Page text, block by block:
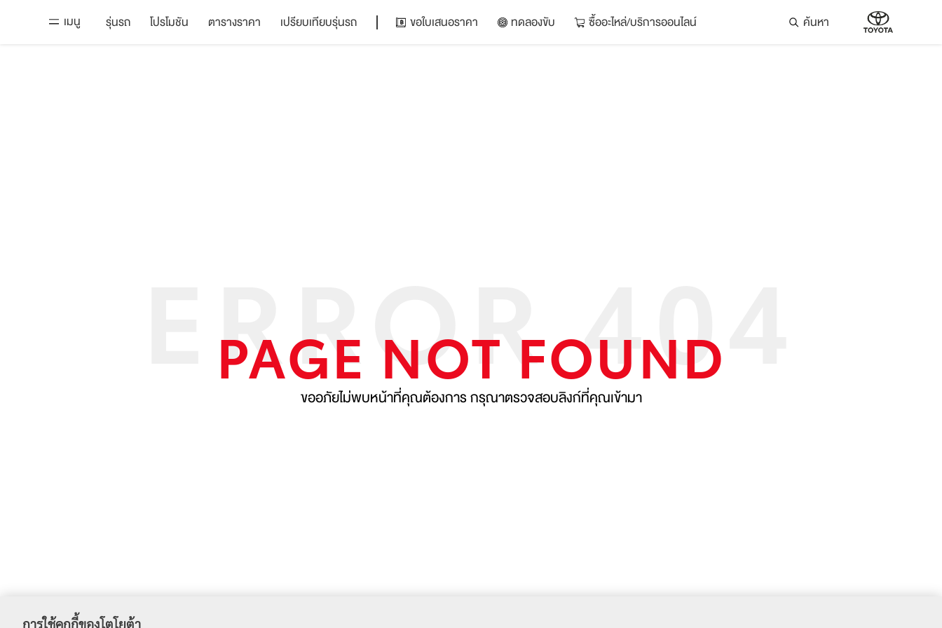
เมนู รุ่นรถ โปรโมชัน ตารางราคา เปรียบเทียบรุ่นรถ ขอใบเสนอราคา ทดลองขับ ซื้ออะไหล่/บริการออนไลน์ ค้นหา
PAGE NOT FOUND
ขออภัยไม่พบหน้าที่คุณต้องการกรุณาตรวจสอบลิงก์ที่คุณเข้ามา
การใช้คุกกี้ของโตโยต้า